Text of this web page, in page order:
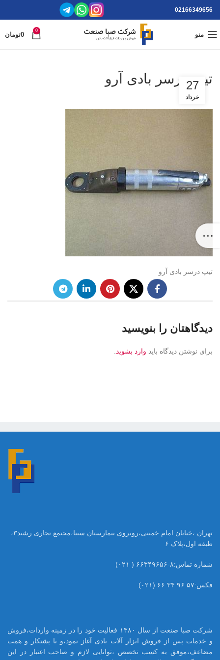
02166349656
منو
0
0تومان
تیپ درسر بادی آرو
27
خرداد
تیپ درسر بادی آرو
دیدگاهتان را بنویسید
برای نوشتن دیدگاه باید وارد بشوید
تهران ،خیابان امام خمینی،روبروی بیمارستان سینا،مجتمع تجاری رشید۳،
طبقه اول،پلاک ۶
شماره تماس:۸-۶۶۳۴۹۶۵۶ ( ۰۲۱)
فکس:۵۷ ۹۶ ۳۴ ۶۶ (۰۲۱)
شرکت صبا صنعت از سال ۱۳۸۰ فعالیت خود را در زمینه واردات،فروش
و خدمات پس از فروش ابزار آلات بادی آغاز نمود،و با پشتکار و همت
مضاعف،موفق به کسب تخصص ،توانایی لازم و صاحب اعتبار در این